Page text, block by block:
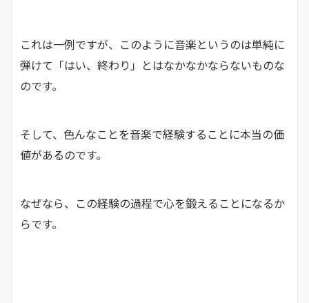
これは一例ですが、このように音楽というのは単純に
弾けて「はい、終わり」とはなかなかならないものな
のです。
そして、色んなことを音楽で経験することに本当の価
値があるのです。
なぜなら、この経験の過程で心を鍛えることになるか
らです。